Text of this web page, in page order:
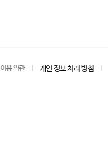
이용 약관 개인 정보 처리 방침